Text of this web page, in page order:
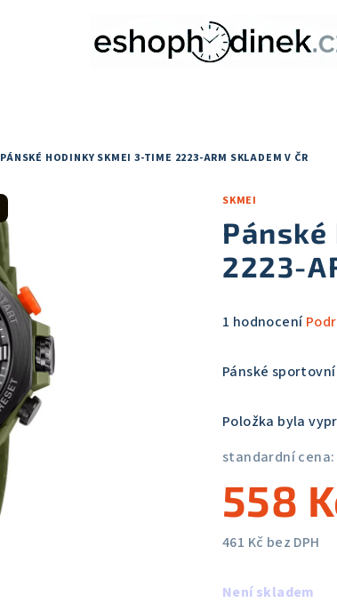
PÁNSKÉ HODINKY SKMEI 3-TIME 2223-ARM SKLADEM V ČR
SKMEI
2223-
Průměrné
produktu
z
1 hodnocení
Pánské sportovní
Položka byla
standardní cena:
558
461 Kč bez DPH
cena:
Není skladem